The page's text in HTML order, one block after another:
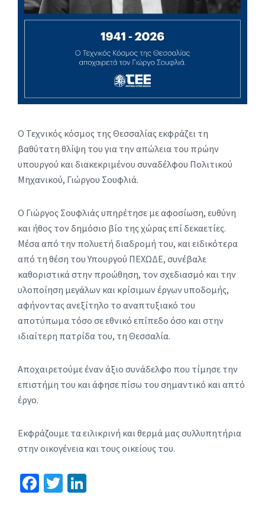
Ο Τεχνικός κόσμος της Θεσσαλίας εκφράζει τη
βαθύτατη θλίψη του για την απώλεια του πρώην
υπουργού και διακεκριμένου συναδέλφου Πολιτικού
Μηχανικού, Γιώργου Σουφλιά.
Ο Γιώργος Σουφλιάς υπηρέτησε με αφοσίωση, ευθύνη
και ήθος τον δημόσιο βίο της χώρας επί δεκαετίες.
Μέσα από την πολυετή διαδρομή του, και ειδικότερα
από τη θέση του Υπουργού ΠΕΧΩΔΕ, συνέβαλε
καθοριστικά στην προώθηση, τον σχεδιασμό και την
υλοποίηση μεγάλων και κρίσιμων έργων υποδομής,
αφήνοντας ανεξίτηλο το αναπτυξιακό του
αποτύπωμα τόσο σε εθνικό επίπεδο όσο και στην
ιδιαίτερη πατρίδα του, τη Θεσσαλία.
Αποχαιρετούμε έναν άξιο συνάδελφο που τίμησε την
επιστήμη του και άφησε πίσω του σημαντικό και απτό
έργο.
Εκφράζουμε τα ειλικρινή και θερμά μας συλλυπητήρια
στην οικογένεια και τους οικείους του.
Fa T